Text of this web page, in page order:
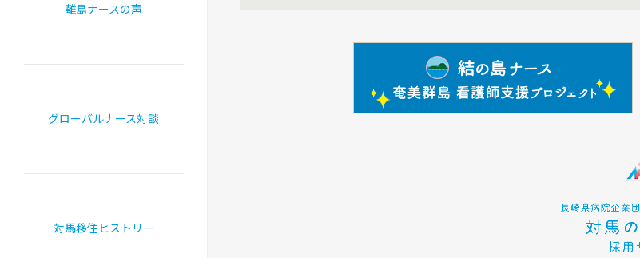
離島ナースの声
グローバルナース対談
対馬移住ヒストリー